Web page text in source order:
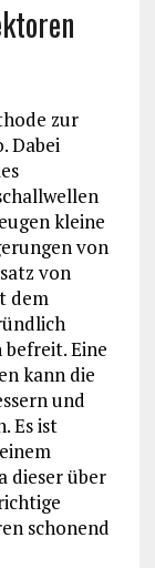
zur
Dabei
kleine
von
von
dem
Eine
kann die
und
Es ist
dieser über
schonend